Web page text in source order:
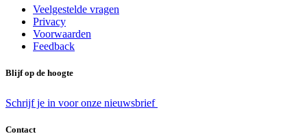
Veelgestelde vragen
Privacy
Voorwaarden
Feedback
Blijf op de hoogte
Schrijf je in voor onze nieuwsbrief
Contact